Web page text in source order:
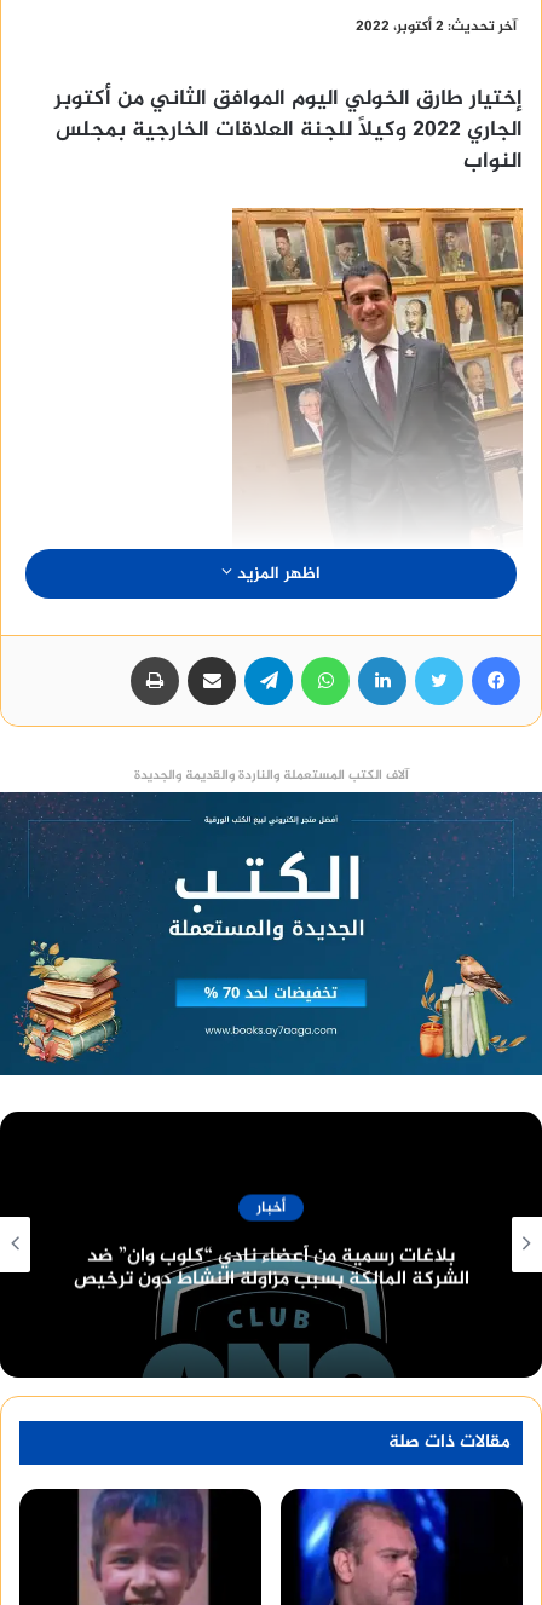
آخر تحديث: 2 أكتوبر، 2022
إختيار طارق الخولي اليوم الموافق الثاني من أكتوبر
الجاري ٢٠٢٢ وكيلًا للجنة العلاقات الخارجية بمجلس
النواب
اظهر المزيد
آلاف الكتب المستعملة والناردة والقديمة والجديدة
أخبار
قانون البناء الموحد الجديد وعدد الأدوار المسموح
بها
مقالات ذات صلة